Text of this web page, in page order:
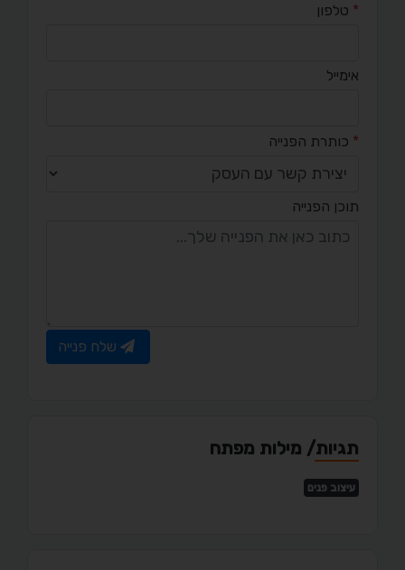
* טלפון
אימייל
* כותרת הפנייה
תוכן הפנייה
שלח פנייה
תגיות/ מילות מפתח
עיצוב פנים